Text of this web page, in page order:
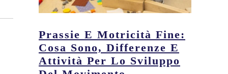
Prassie E Motricità Fine:
Cosa Sono, Differenze E
Attività Per Lo Sviluppo